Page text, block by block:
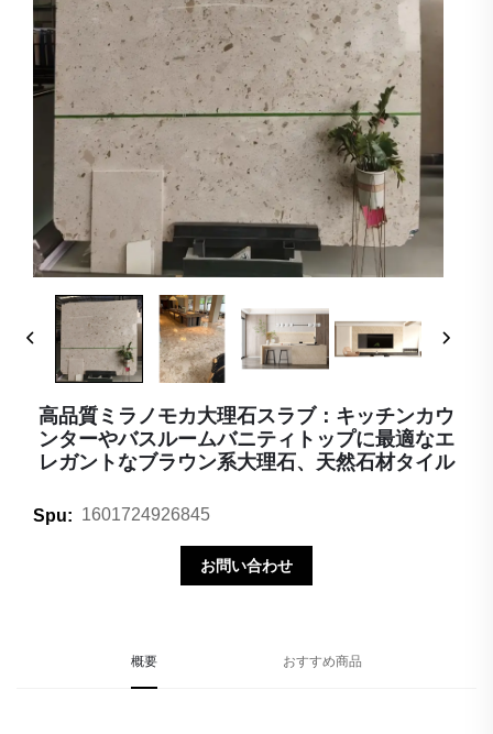
高品質ミラノモカ大理石スラブ：キッチンカウ
ンターやバスルームバニティトップに最適なエ
レガントなブラウン系大理石、天然石材タイル
Spu: 1601724926845
お問い合わせ
概要 おすすめ商品